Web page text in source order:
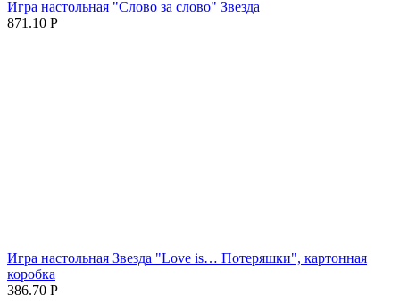
Игра настольная "Слово за слово" Звезда
871.10 Р
Игра настольная Звезда "Love is… Потеряшки", картонная
коробка
386.70 Р